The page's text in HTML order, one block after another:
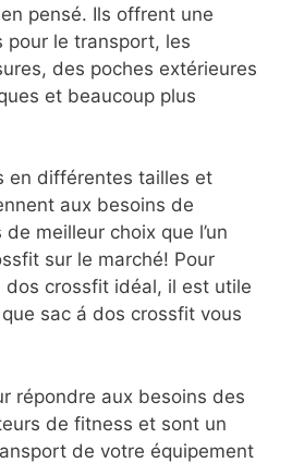
pensé. Ils offrent une
pour le transport, les
des poches extérieures
et beaucoup plus
en différentes tailles et
aux besoins de
de meilleur choix que l’un
sur le marché! Pour
crossfit idéal, il est utile
sac á dos crossfit vous
répondre aux besoins des
de fitness et sont un
de votre équipement